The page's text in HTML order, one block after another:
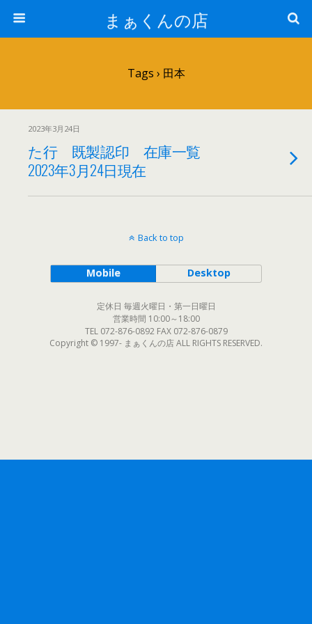
まぁくんの店
Tags › 田本
2023年3月24日
た行 既製認印 在庫一覧
2023年3月24日現在
Back to top
Mobile Desktop
定休日 毎週火曜日・第一日曜日
営業時間 10:00～18:00
TEL 072-876-0892 FAX 072-876-0879
Copyright © 1997- まぁくんの店 ALL RIGHTS RESERVED.